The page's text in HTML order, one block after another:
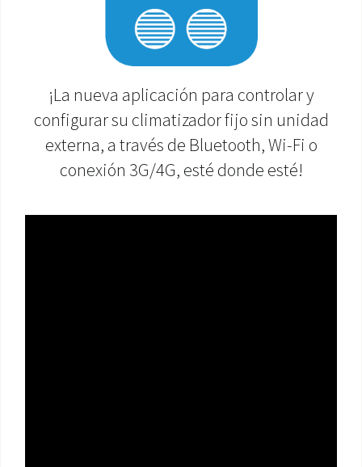
¡La nueva aplicación para controlar y
configurar su climatizador fijo sin unidad
externa, a través de Bluetooth, Wi-Fi o
conexión 3G/4G, esté donde esté!